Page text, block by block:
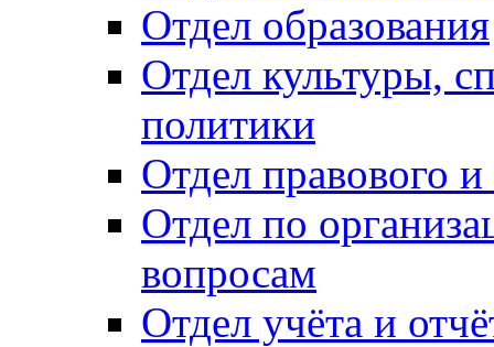
Отдел образования
Отдел культуры,
политики
Отдел правового
Отдел по
вопросам
Отдел учёта и